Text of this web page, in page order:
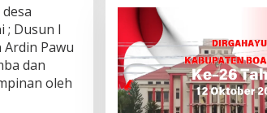
; Dusun I
Pawu
dan
oleh